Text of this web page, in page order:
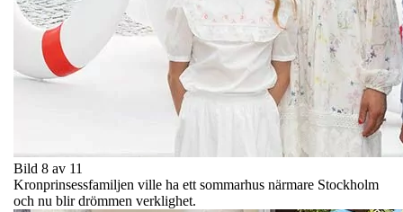
Bild 8 av 11
Kronprinsessfamiljen ville ha ett sommarhus närmare Stockholm
och nu blir drömmen verklighet.